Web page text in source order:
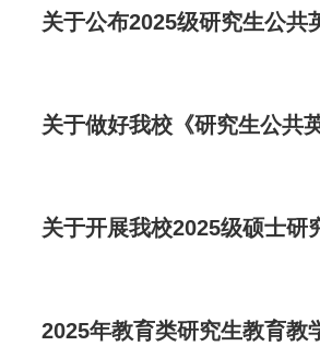
关于公布2025级研究生公共
关于做好我校《研究生公共
关于开展我校2025级硕士研
2025年教育类研究生教育教